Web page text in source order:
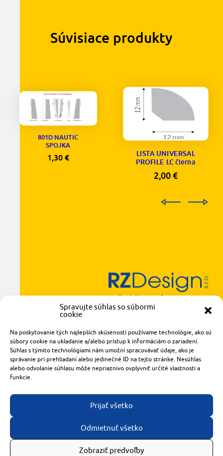
Spravujte súhlas so súbormi
cookie
Na poskytovanie tých najlepších skúseností používame technológie, ako sú
súbory cookie na ukladanie a/alebo prístup k informáciám o zariadení.
Súhlas s týmito technológiami nám umožní spracovávať údaje, ako je
správanie pri prehliadaní alebo jedinečné ID na tejto stránke. Nesúhlas
alebo odvolanie súhlasu môže nepriaznivo ovplyvniť určité vlastnosti a
funkcie.
Prijať všetko
Odmietnuť všetko
Zobraziť predvoľby
Súvisiace produkty
801D NAUTIC
SPOJKA
1,30 € LISTA UNIVERSAL
PROFILE LC čierna
2,00€
Radlinského 1611/14
921 01 Piešťany
+421 905 119 087
made with
bytomashalo.com